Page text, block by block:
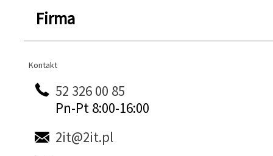
Firma
Kontakt
Kontakt
52 326 00 85
Pn-Pt 8:00-16:00
2it@2it.pl